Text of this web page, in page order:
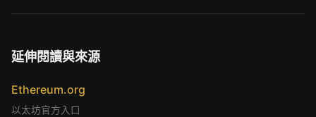
延伸閱讀與來源
Ethereum.org
以太坊官方入口